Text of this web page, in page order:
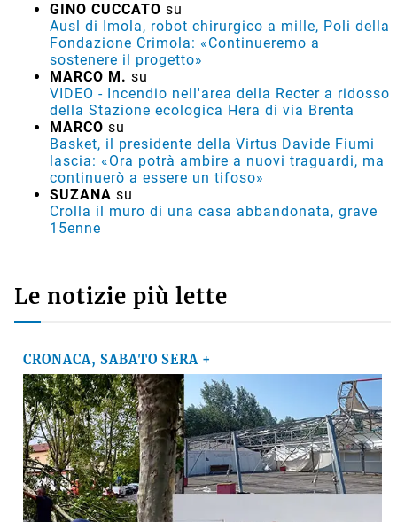
GINO CUCCATO su
Ausl di Imola, robot chirurgico a mille, Poli della
Fondazione Crimola: «Continueremo a
sostenere il progetto»
MARCO M. su
VIDEO - Incendio nell'area della Recter a ridosso
della Stazione ecologica Hera di via Brenta
MARCO su
Basket, il presidente della Virtus Davide Fiumi
lascia: «Ora potrà ambire a nuovi traguardi, ma
continuerò a essere un tifoso»
SUZANA su
Crolla il muro di una casa abbandonata, grave
15enne
Le notizie più lette
CRONACA, SABATO SERA +